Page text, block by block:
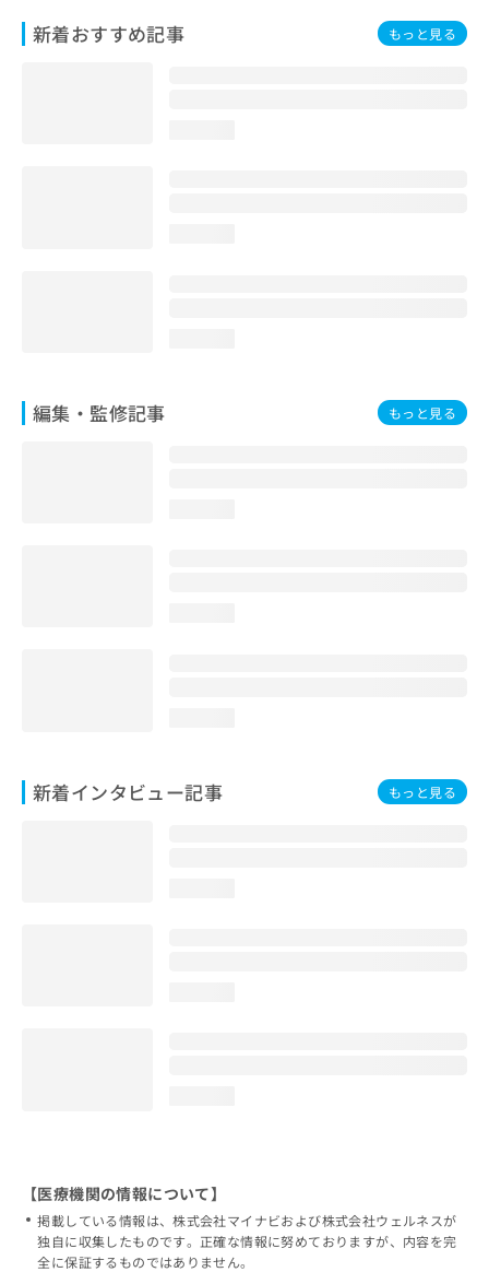
新着おすすめ記事 もっと見る
編集・監修記事 もっと見る
新着インタビュー記事 もっと見る
問
【医療機関の情報について】
掲載している情報は、株式会社マイナビおよび株式会社ウェルネスが
独自に収集したものです。正確な情報に努めておりますが、内容を完
全に保証するものではありません。